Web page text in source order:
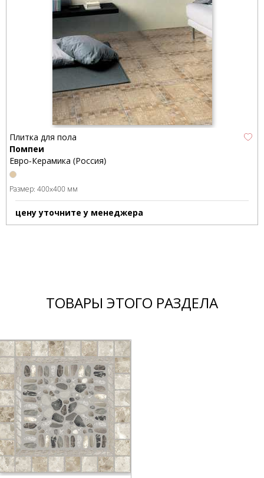
Плитка для пола
Помпеи
Евро-Керамика (Россия)
Размер: 400x400 мм
цену уточните у менеджера
ТОВАРЫ ЭТОГО РАЗДЕЛА